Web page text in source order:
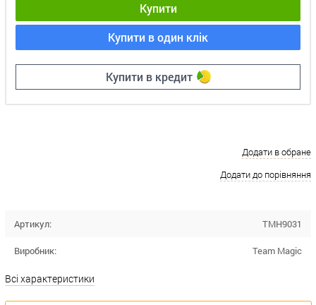
Купити
Купити в один клік
Купити в кредит
Додати в обране
Додати до порівняння
Артикул: TMH9031
Виробник: Team Magic
Всі характеристики